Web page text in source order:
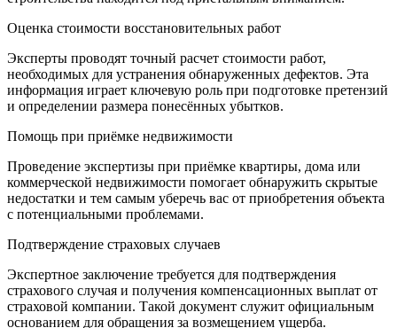
Оценка стоимости восстановительных работ
Эксперты проводят точный расчет стоимости работ,
необходимых для устранения обнаруженных дефектов. Эта
информация играет ключевую роль при подготовке претензий
и определении размера понесённых убытков.
Помощь при приёмке недвижимости
Проведение экспертизы при приёмке квартиры, дома или
коммерческой недвижимости помогает обнаружить скрытые
недостатки и тем самым уберечь вас от приобретения объекта
с потенциальными проблемами.
Подтверждение страховых случаев
Экспертное заключение требуется для подтверждения
страхового случая и получения компенсационных выплат от
страховой компании. Такой документ служит официальным
основанием для обращения за возмещением ущерба.